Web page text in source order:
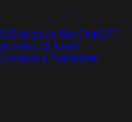
zi cu un Bot ChatGPT
codul. Și acum
analiză a înșelătoriei